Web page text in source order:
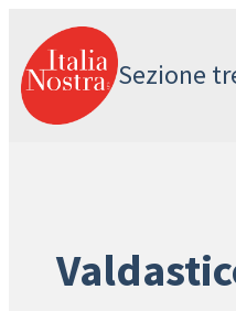
al
contenuto
Sezione